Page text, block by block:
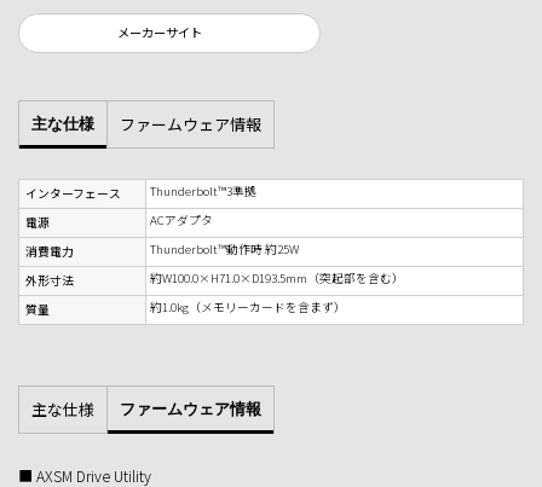
メーカーサイト
主な仕様 ファームウェア情報
インターフェース
Thunderbolt™3準拠
電源
ACアダプタ
消費電力
Thunderbolt™動作時 約25W
外形寸法
約W100.0×H71.0×D193.5mm（突起部を含む）
質量
約1.0kg（メモリーカードを含まず）
主な仕様 ファームウェア情報
■ AXSM Drive Utility